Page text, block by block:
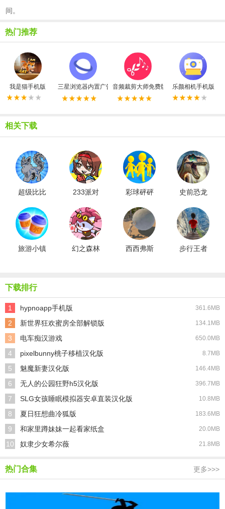
间。
热门推荐
我是猫手机版 三星浏览器内置广告拦截器最新版
音频裁剪大师免费版 乐颜相机手机版
相关下载
超级比比
233派对
彩球砰砰
史前恐龙
旅游小镇
幻之森林
西西弗斯
步行王者
下载排行
1 hypnoapp手机版 361.6MB
2 新世界狂欢蜜房全部解锁版 134.1MB
3 电车痴汉游戏 650.0MB
4 pixelbunny桃子移植汉化版 8.7MB
5 魅魔新妻汉化版 146.4MB
6 无人的公园狂野h5汉化版 396.7MB
7 SLG女孩睡眠模拟器安卓直装汉化版 10.8MB
8 夏日狂想曲冷狐版 183.6MB
9 和家里蹲妹妹一起看家纸盒 20.0MB
10 奴隶少女希尔薇 21.8MB
热门合集 更多>>>